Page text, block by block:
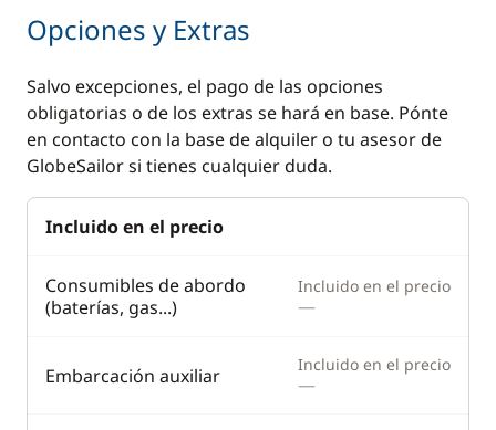
Plotter
Radio VHF
Sonda
Transformador 220 V
Mesa de bañera
Molinete eléctrico
ancla
Winch eléctrico
Agua caliente
Generador
Cafetera
Frigorífico
Opciones y Extras
Salvo excepciones, el pago de las opciones
obligatorias o de los extras se hará en base. Pónte
en contacto con la base de alquiler o tu asesor de
GlobeSailor si tienes cualquier duda.
Incluido en el precio
Consumibles de abordo
(baterías, gas...)
Incluido en el precio
—
Embarcación auxiliar Incluido en el precio
—